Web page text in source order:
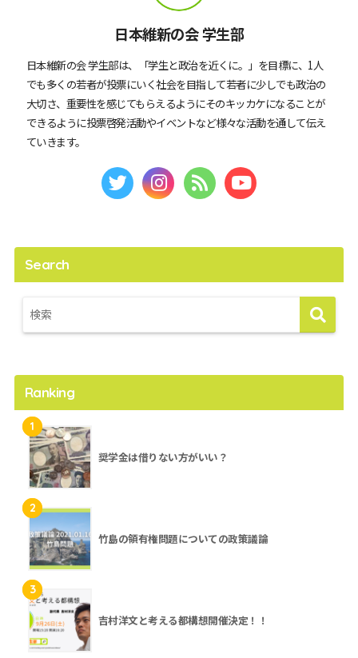
日本維新の会 学生部
日本維新の会 学生部は、「学生と政治を近くに。」を目標に、1人
でも多くの若者が投票にいく社会を目指して若者に少しでも政治の
大切さ、重要性を感じてもらえるようにそのキッカケになることが
できるように投票啓発活動やイベントなど様々な活動を通して伝え
ていきます。
Search
Ranking
1
奨学金は借りない方がいい？
2
竹島の領有権問題についての政策議論
3
吉村洋文と考える都構想開催決定！！